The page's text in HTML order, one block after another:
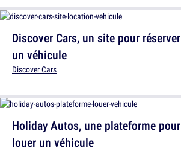
Holiday Autos, une plateforme pour
louer un véhicule
Discover Cars, un site pour réserver
un véhicule
Discover Cars